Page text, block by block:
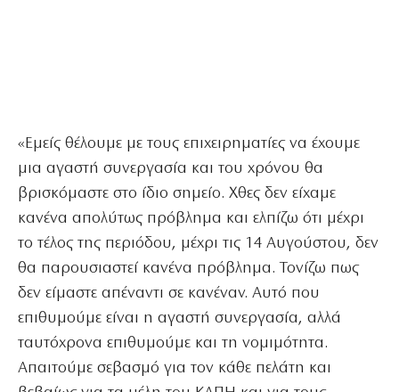
«Εμείς θέλουμε με τους επιχειρηματίες να έχουμε
μια αγαστή συνεργασία και του χρόνου θα
βρισκόμαστε στο ίδιο σημείο. Χθες δεν είχαμε
κανένα απολύτως πρόβλημα και ελπίζω ότι μέχρι
το τέλος της περιόδου, μέχρι τις 14 Αυγούστου, δεν
θα παρουσιαστεί κανένα πρόβλημα. Τονίζω πως
δεν είμαστε απέναντι σε κανέναν. Αυτό που
επιθυμούμε είναι η αγαστή συνεργασία, αλλά
ταυτόχρονα επιθυμούμε και τη νομιμότητα.
Απαιτούμε σεβασμό για τον κάθε πελάτη και